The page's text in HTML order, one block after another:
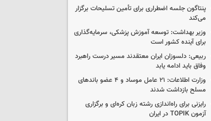
پنتاگون جلسه اضطراری برای تأمین تسلیحات برگزار
می‌کند
وزیر بهداشت: توسعه آموزش پزشکی، سرمایه‌گذاری
برای آینده کشور است
ربیعی: دلسوزان ایران معتقدند مسیر درست راهبرد
وفاق باید ادامه یابد
وزارت اطلاعات: ۲۱ عامل موساد و ۴ عضو باندهای
مسلح بازداشت شدند
رایزنی برای راه‌اندازی رشته زبان کره‌ای و برگزاری
آزمون TOPIK در ایران